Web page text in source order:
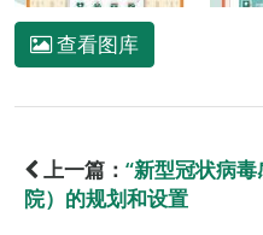
查看图库
上一篇： “新型冠状病
院）的规划和设置